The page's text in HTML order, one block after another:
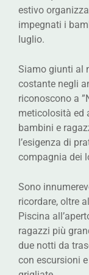
estivo
impegnati i
Siamo giunti al
costante negli
riconoscono a
meticolosità ed
bambini e
l’esigenza di
compagnia dei
Sono
ricordare, oltre
Piscina
ragazzi più
due notti da
con escursioni e